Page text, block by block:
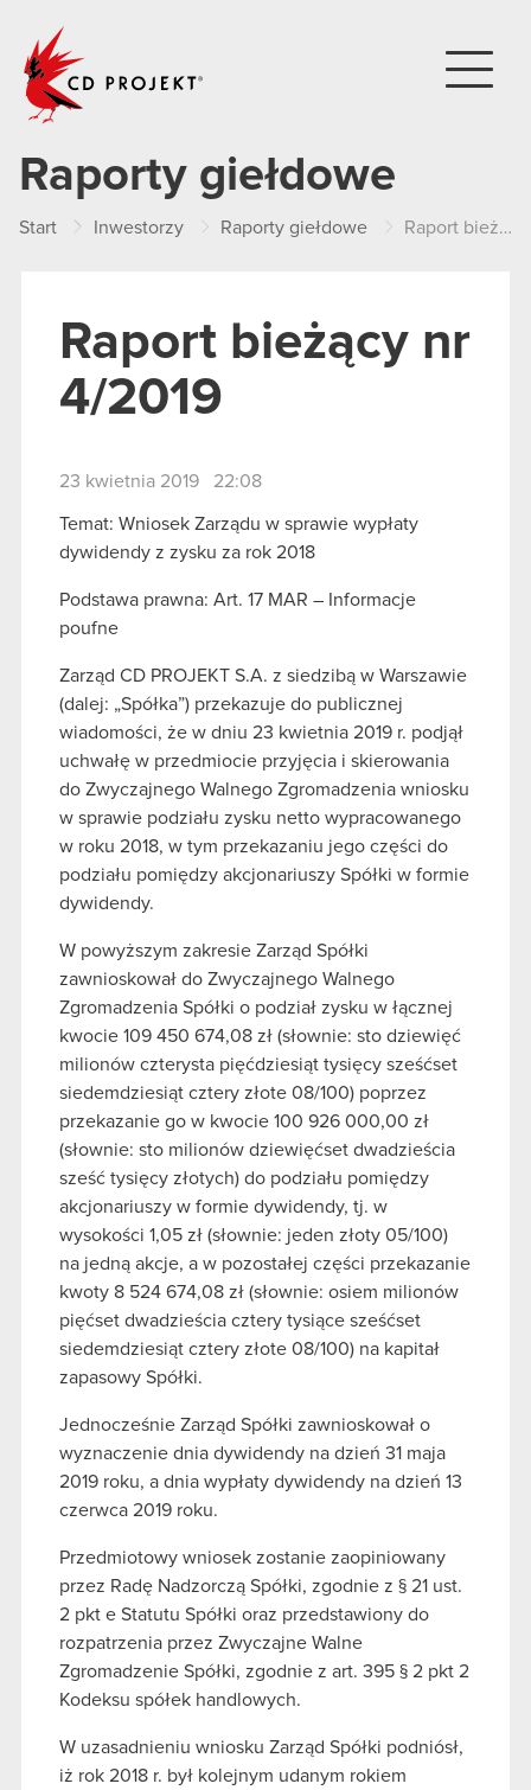
Raporty giełdowe
Start Inwestorzy Raporty giełdowe Raport bieżący nr 4/2019
Raport bieżący nr
4/2019
23 kwietnia 2019 22:08
Temat: Wniosek Zarządu w sprawie wypłaty
dywidendy z zysku za rok 2018
Podstawa prawna: Art. 17 MAR – Informacje
poufne
Zarząd CD PROJEKT S.A. z siedzibą w Warszawie
(dalej: „Spółka”) przekazuje do publicznej
wiadomości, że w dniu 23 kwietnia 2019 r. podjął
uchwałę w przedmiocie przyjęcia i skierowania
do Zwyczajnego Walnego Zgromadzenia wniosku
w sprawie podziału zysku netto wypracowanego
w roku 2018, w tym przekazaniu jego części do
podziału pomiędzy akcjonariuszy Spółki w formie
dywidendy.
W powyższym zakresie Zarząd Spółki
zawnioskował do Zwyczajnego Walnego
Zgromadzenia Spółki o podział zysku w łącznej
kwocie 109 450 674,08 zł (słownie: sto dziewięć
milionów czterysta pięćdziesiąt tysięcy sześćset
siedemdziesiąt cztery złote 08/100) poprzez
przekazanie go w kwocie 100 926 000,00 zł
(słownie: sto milionów dziewięćset dwadzieścia
sześć tysięcy złotych) do podziału pomiędzy
akcjonariuszy w formie dywidendy, tj. w
wysokości 1,05 zł (słownie: jeden złoty 05/100)
na jedną akcje, a w pozostałej części przekazanie
kwoty 8 524 674,08 zł (słownie: osiem milionów
pięćset dwadzieścia cztery tysiące sześćset
siedemdziesiąt cztery złote 08/100) na kapitał
zapasowy Spółki.
Jednocześnie Zarząd Spółki zawnioskował o
wyznaczenie dnia dywidendy na dzień 31 maja
2019 roku, a dnia wypłaty dywidendy na dzień 13
czerwca 2019 roku.
Przedmiotowy wniosek zostanie zaopiniowany
przez Radę Nadzorczą Spółki, zgodnie z § 21 ust.
2 pkt e Statutu Spółki oraz przedstawiony do
rozpatrzenia przez Zwyczajne Walne
Zgromadzenie Spółki, zgodnie z art. 395 § 2 pkt 2
Kodeksu spółek handlowych.
W uzasadnieniu wniosku Zarząd Spółki podniósł,
iż rok 2018 r. był kolejnym udanym rokiem